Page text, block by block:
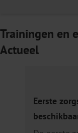
Trainingen en
Actueel
Eerste